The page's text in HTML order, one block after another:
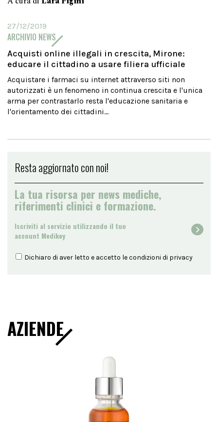
27/12/2019
ARCHIVIO NEWS
Acquisti online illegali in crescita, Mirone:
educare il cittadino a usare filiera ufficiale
Acquistare i farmaci su internet attraverso siti non
autorizzati è un fenomeno in continua crescita e l'unica
arma per contrastarlo resta l'educazione sanitaria e
l'orientamento dei cittadini...
Resta aggiornato con noi!
La tua risorsa per news mediche,
riferimenti clinici e formazione.
Iscriviti al servizio utilizzando il tuo
account Medikey
Dichiaro di aver letto e accetto le condizioni di privacy
AZIENDE